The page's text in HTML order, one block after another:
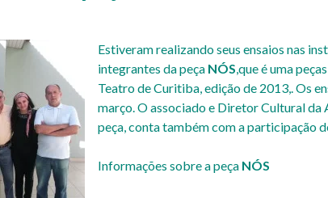
Estiveram realizando seus ensaios nas
integrantes da peça NÓS,que é uma
Teatro de Curitiba, edição de 2013,. Os
março. O associado e Diretor Cultural da
peça, conta também com a participação
Informações sobre a peça NÓS